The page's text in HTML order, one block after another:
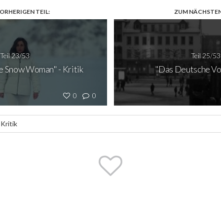
TEIL:
0 0
Teil 23/53
Snow Woman" - Kritik
ZUM
Teil 25/53
"Das Deutsche
Kritik